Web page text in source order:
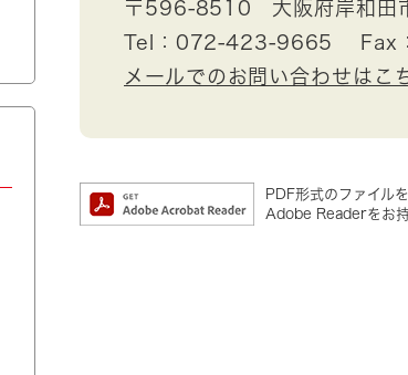
〒596-8510
大阪府岸和
Tel：072-423-9665
Fax
メールでのお問い合わせはこ
PDF形式のファイル
Adobe Readerをお持